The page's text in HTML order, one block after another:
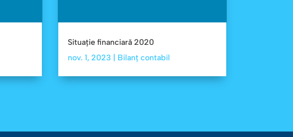
Situație financiară 2020
nov. 1, 2023 | Bilanț contabil